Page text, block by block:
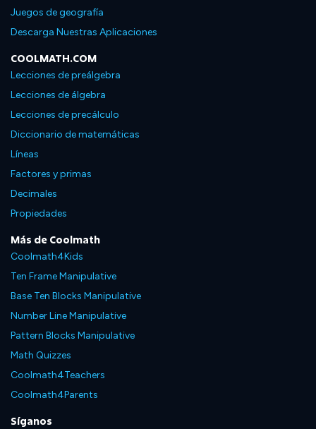
Juegos de geografía
Descarga Nuestras Aplicaciones
COOLMATH.COM
Lecciones de preálgebra
Lecciones de álgebra
Lecciones de precálculo
Diccionario de matemáticas
Líneas
Factores y primas
Decimales
Propiedades
Más de Coolmath
Coolmath4Kids
Ten Frame Manipulative
Base Ten Blocks Manipulative
Number Line Manipulative
Pattern Blocks Manipulative
Math Quizzes
Coolmath4Teachers
Coolmath4Parents
Síganos